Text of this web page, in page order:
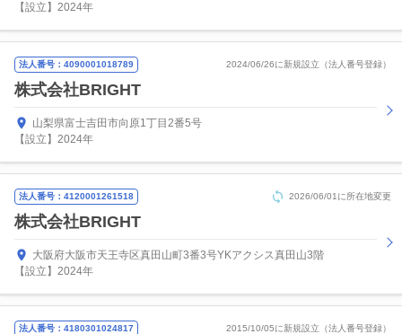
【設立】2024年
法人番号：4090001018789 2024/06/26に新規設立（法人番号登録）
株式会社BRIGHT
山梨県富士吉田市向原1丁目2番5号
【設立】2024年
法人番号：4120001261518 2026/06/01に所在地変更
株式会社BRIGHT
大阪府大阪市天王寺区真田山町3番3号YKアクシス真田山3階
【設立】2024年
法人番号：4180301024817 2015/10/05に新規設立（法人番号登録）